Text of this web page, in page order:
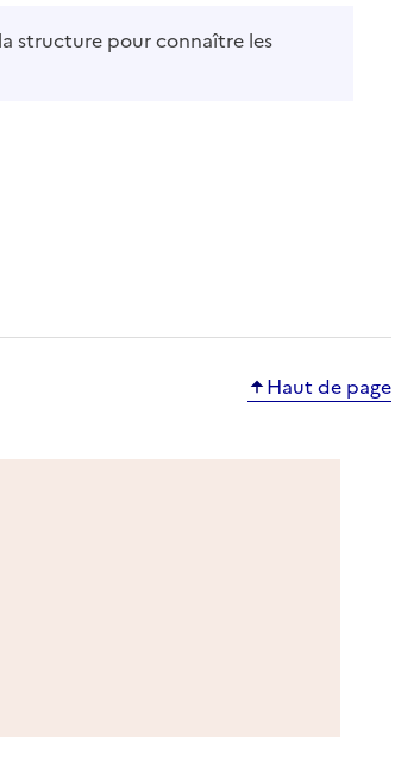
structure pour connaître les
Haut de page